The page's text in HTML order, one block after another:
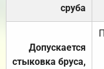
сруба
Допускается
стыковка бруса,